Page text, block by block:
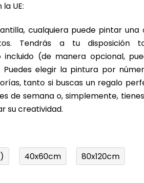
UE:
cualquiera puede pintar una
Tendrás a tu disposición
incluido (de manera opcional,
elegir la pintura por
tanto si buscas un regalo
de semana o, simplemente,
su creatividad.
40x60cm 80x120cm